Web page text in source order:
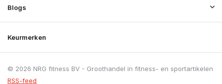
Blogs
Keurmerken
© 2026 NRG fitness BV - Groothandel in fitness- en sportartikelen
RSS-feed